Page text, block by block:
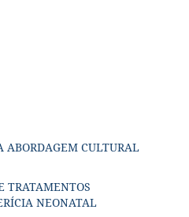
ABORDAGEM CULTURAL
TRATAMENTOS
NEONATAL